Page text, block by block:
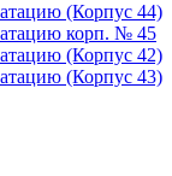
(Корпус 44)
корп. № 45
(Корпус 42)
(Корпус 43)